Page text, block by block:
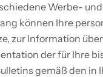
Werbe-
können Ihre
zur Information
der für Ihre
gemäß den